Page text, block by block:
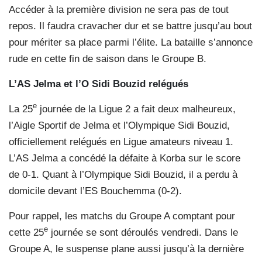
Accéder à la première division ne sera pas de tout
repos. Il faudra cravacher dur et se battre jusqu’au bout
pour mériter sa place parmi l’élite. La bataille s’annonce
rude en cette fin de saison dans le Groupe B.
L’AS Jelma et l’O Sidi Bouzid relégués
La 25e journée de la Ligue 2 a fait deux malheureux,
l’Aigle Sportif de Jelma et l’Olympique Sidi Bouzid,
officiellement relégués en Ligue amateurs niveau 1.
L’AS Jelma a concédé la défaite à Korba sur le score
de 0-1. Quant à l’Olympique Sidi Bouzid, il a perdu à
domicile devant l’ES Bouchemma (0-2).
Pour rappel, les matchs du Groupe A comptant pour
cette 25e journée se sont déroulés vendredi. Dans le
Groupe A, le suspense plane aussi jusqu’à la dernière